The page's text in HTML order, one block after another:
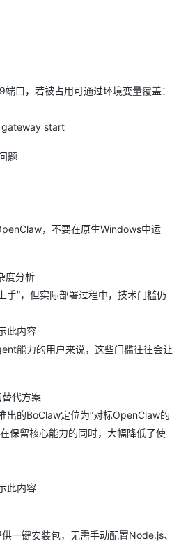
口，若被占用可通过环境变量覆盖：
gateway start
题
，不要在原生Windows中运
度分析
手”，但实际部署过程中，技术门槛仍
此内容
能力的用户来说，这些门槛往往会让
代方案
出的BoClaw定位为“对标OpenClaw的
保留核心能力的同时，大幅降低了使
此内容
一键安装包，无需手动配置Node.js、